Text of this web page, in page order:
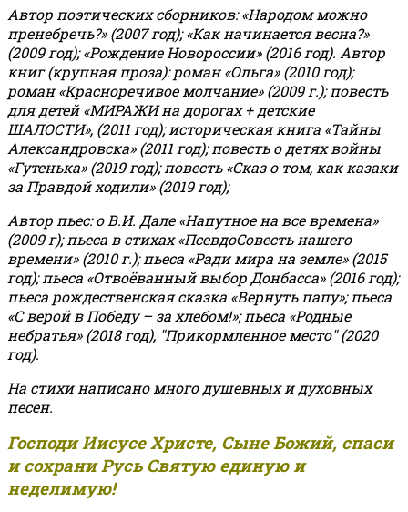
Автор поэтических сборников: «Народом можно
пренебречь?» (2007 год); «Как начинается весна?»
(2009 год); «Рождение Новороссии» (2016 год). Автор
книг (крупная проза): роман «Ольга» (2010 год);
роман «Красноречивое молчание» (2009 г.); повесть
для детей «МИРАЖИ на дорогах + детские
ШАЛОСТИ», (2011 год); историческая книга «Тайны
Александровска» (2011 год); повесть о детях войны
«Гутенька» (2019 год); повесть «Сказ о том, как казаки
за Правдой ходили» (2019 год);
Автор пьес: о В.И. Дале «Напутное на все времена»
(2009 г); пьеса в стихах «ПсевдоСовесть нашего
времени» (2010 г.); пьеса «Ради мира на земле» (2015
год); пьеса «Отвоёванный выбор Донбасса» (2016 год);
пьеса рождественская сказка «Вернуть папу»; пьеса
«С верой в Победу – за хлебом!»;пьеса «Родные
небратья» (2018 год), "Прикормленное место" (2020
год).
На стихи написано много душевных и духовных
песен.
Господи Иисусе Христе, Сыне Божий, спаси
и сохрани Русь Святую единую и
неделимую!